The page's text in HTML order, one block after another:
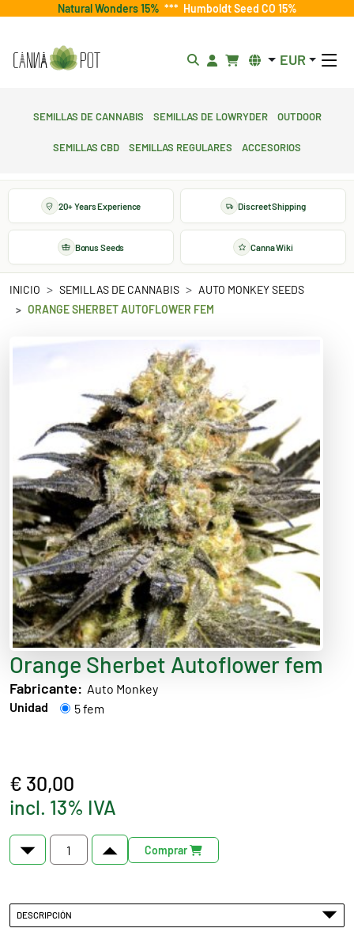
Natural Wonders 15% *** Humboldt Seed CO 15%
EUR
Semillas de cannabis Semillas de lowryder Outdoor
Semillas CBD Semillas regulares Accesorios
20+ Years Experience Discreet Shipping
Bonus Seeds Canna Wiki
INICIO SEMILLAS DE CANNABIS
AUTO MONKEY SEEDS
ORANGE SHERBET AUTOFLOWER FEM
Orange Sherbet Autoflower fem
Fabricante: Auto Monkey
Unidad
5 fem
€ 30,00
incl. 13% IVA
Comprar
DESCRIPCIÓN